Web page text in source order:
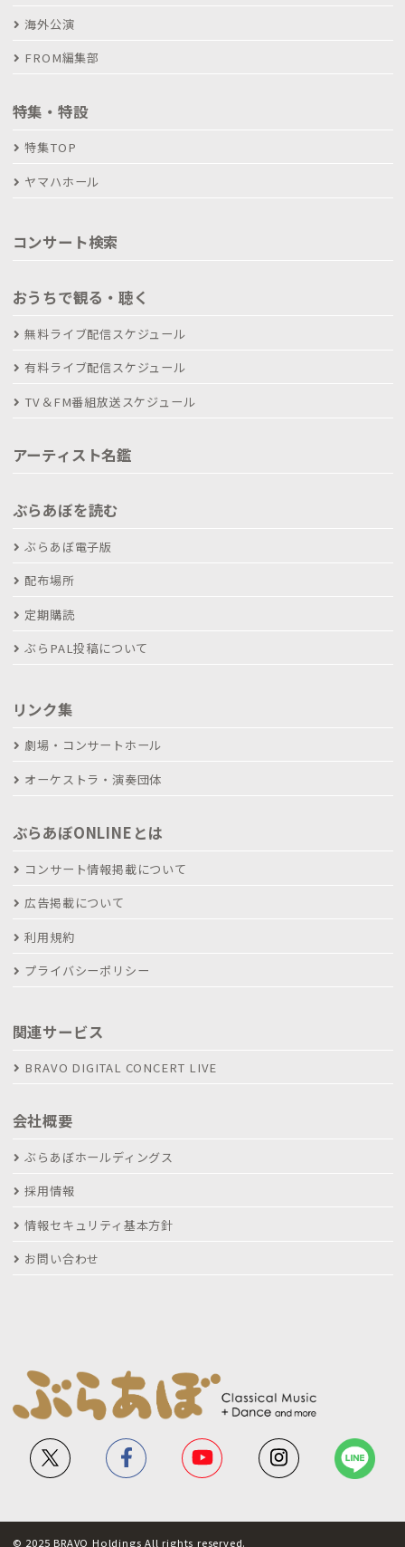
海外公演
FROM編集部
特集・特設
特集TOP
ヤマハホール
コンサート検索
おうちで観る・聴く
無料ライブ配信スケジュール
有料ライブ配信スケジュール
TV＆FM番組放送スケジュール
アーティスト名鑑
ぶらあぼを読む
ぶらあぼ電子版
配布場所
定期購読
ぶらPAL投稿について
リンク集
劇場・コンサートホール
オーケストラ・演奏団体
ぶらあぼONLINEとは
コンサート情報掲載について
広告掲載について
利用規約
プライバシーポリシー
関連サービス
BRAVO DIGITAL CONCERT LIVE
会社概要
ぶらあぼホールディングス
採用情報
情報セキュリティ基本方針
お問い合わせ
© 2025 BRAVO Holdings All rights reserved.